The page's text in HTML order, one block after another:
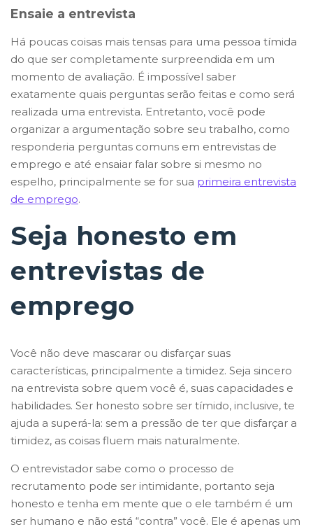
Ensaie a entrevista
Há poucas coisas mais tensas para uma pessoa tímida
do que ser completamente surpreendida em um
momento de avaliação. É impossível saber
exatamente quais perguntas serão feitas e como será
realizada uma entrevista. Entretanto, você pode
organizar a argumentação sobre seu trabalho, como
responderia perguntas comuns em entrevistas de
emprego e até ensaiar falar sobre si mesmo no
espelho, principalmente se for sua primeira entrevista
de emprego.
Seja honesto em
entrevistas de
emprego
Você não deve mascarar ou disfarçar suas
características, principalmente a timidez. Seja sincero
na entrevista sobre quem você é, suas capacidades e
habilidades. Ser honesto sobre ser tímido, inclusive, te
ajuda a superá-la: sem a pressão de ter que disfarçar a
timidez, as coisas fluem mais naturalmente.
O entrevistador sabe como o processo de
recrutamento pode ser intimidante, portanto seja
honesto e tenha em mente que o ele também é um
ser humano e não está “contra” você. Ele é apenas um